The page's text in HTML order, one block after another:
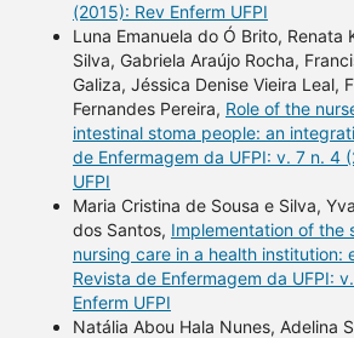
(2015): Rev Enferm UFPI
Luna Emanuela do Ó Brito, Renata
Silva, Gabriela Araújo Rocha,
Galiza, Jéssica Denise Vieira Leal,
Fernandes Pereira, Role of the
intestinal stoma people: an
de Enfermagem da UFPI: v. 7 n. 4
UFPI
Maria Cristina de Sousa e Silva,
dos Santos, Implementation of the
nursing care in a health institution:
Revista de Enfermagem da UFPI:
Enferm UFPI
Natália Abou Hala Nunes, Adelina